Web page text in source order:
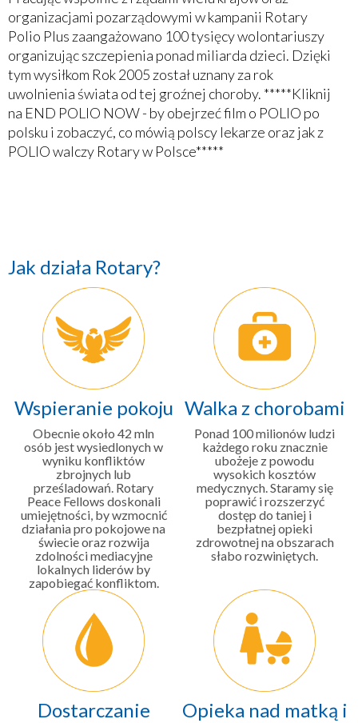
organizacjami pozarządowymi w kampanii Rotary
Polio Plus zaangażowano 100 tysięcy wolontariuszy
organizując szczepienia ponad miliarda dzieci. Dzięki
tym wysiłkom Rok 2005 został uznany za rok
uwolnienia świata od tej groźnej choroby. *****Kliknij
na END POLIO NOW - by obejrzeć film o POLIO po
polsku i zobaczyć, co mówią polscy lekarze oraz jak z
POLIO walczy Rotary w Polsce*****
Jak działa Rotary?
Wspieranie pokoju
Obecnie około 42 mln
osób jest wysiedlonych w
wyniku konfliktów
zbrojnych lub
prześladowań. Rotary
Peace Fellows doskonali
umiejętności, by wzmocnić
działania pro pokojowe na
świecie oraz rozwija
zdolności mediacyjne
lokalnych liderów by
zapobiegać konfliktom.
Walka z chorobami
Ponad 100 milionów ludzi
każdego roku znacznie
ubożeje z powodu
wysokich kosztów
medycznych. Staramy się
poprawić i rozszerzyć
dostęp do taniej i
bezpłatnej opieki
zdrowotnej na obszarach
słabo rozwiniętych.
Dostarczanie
Opieka nad matką i